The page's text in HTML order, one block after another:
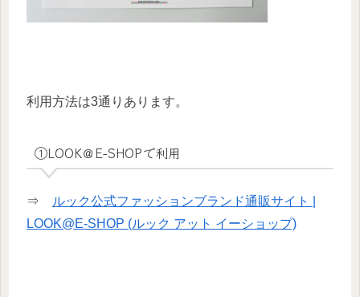
利用方法は3通りあります。
①LOOK＠E-SHOPで利用
⇒
ルック公式ファッションブランド通販サイト |
LOOK@E-SHOP (ルック アット イーショップ)